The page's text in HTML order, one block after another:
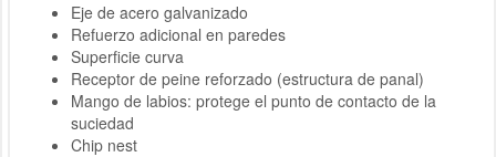
Eje de acero galvanizado
Refuerzo adicional en paredes
Superficie curva
Receptor de peine reforzado (estructura de panal)
Mango de labios: protege el punto de contacto de la
suciedad
Chip nest